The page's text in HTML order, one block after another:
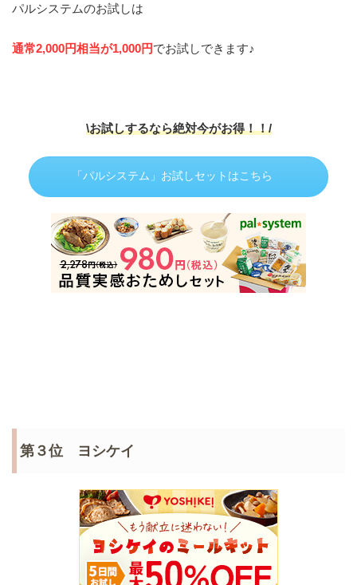
パルシステムのお試しは
通常2,000円相当が1,000円でお試しできます♪
\お試しするなら絶対今がお得！！/
「パルシステム」お試しセットはこちら
第３位 ヨシケイ